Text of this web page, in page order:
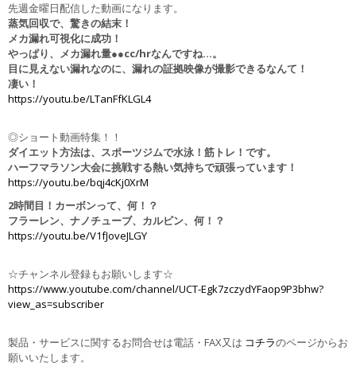
先週金曜日配信した動画になります。
蒸気回収で、驚きの結末！
メカ漏れ可視化に成功！
やっぱり、メカ漏れ量●●cc/hrなんですね…。
目に見えない漏れなのに、漏れの証拠映像が撮影できるなんて！
凄い！
https://youtu.be/LTanFfKLGL4
◎ショート動画特集！！
ダイエット方法は、スポーツジムで水泳！筋トレ！です。
ハーフマラソン大会に挑戦する熱い気持ちで頑張っています！
https://youtu.be/bqj4cKj0XrM
2時間目！カーボンって、何！？
フラーレン、ナノチューブ、カルビン、何！？
https://youtu.be/V1fJoveJLGY
☆チャンネル登録もお願いします☆
https://www.youtube.com/channel/UCT-Egk7zczydYFaop9P3bhw?
view_as=subscriber
製品・サービスに関するお問合せは電話・FAX又は コチラのページからお
願いいたします。